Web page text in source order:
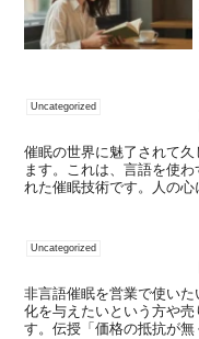
Uncategorized
催眠の世界に魅了されて
ます。これは、言語を使
れた催眠技術です。人の
Uncategorized
非言語催眠を営業で使い
化を与えたいという方や
す。伝授「価格の抵抗が